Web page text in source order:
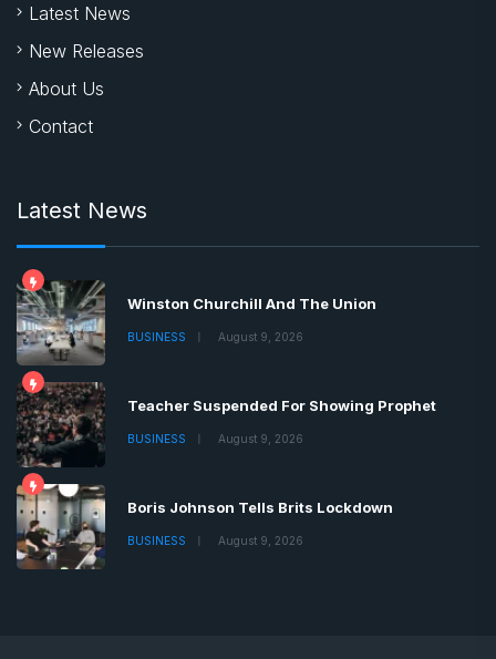
Latest News
New Releases
About Us
Contact
Latest News
Winston Churchill And The Union
BUSINESS August 9, 2026
Teacher Suspended For Showing Prophet
BUSINESS August 9, 2026
Boris Johnson Tells Brits Lockdown
BUSINESS August 9, 2026